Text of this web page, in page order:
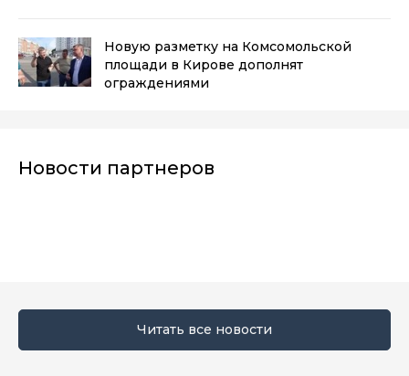
Новую разметку на Комсомольской
площади в Кирове дополнят
ограждениями
Новости партнеров
Читать все новости